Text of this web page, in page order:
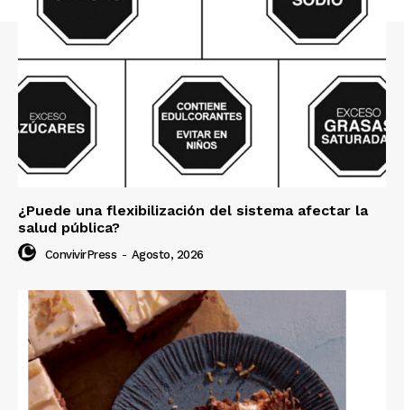
¿Puede una flexibilización del sistema afectar la
salud pública?
ConvivirPress - Agosto, 2026